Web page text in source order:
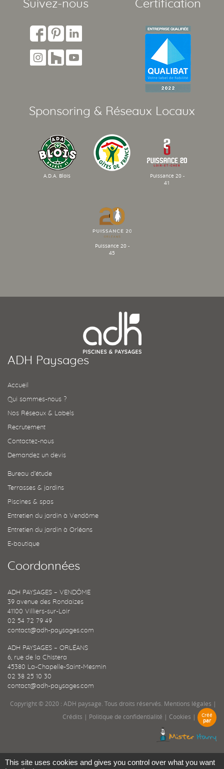
Suivez-nous Certification
Sponsoring & Réseaux Locaux
A.D.A. Blois
Puissance 20 -
41
Puissance 20 -
45
ADH Paysages
Accueil
Qui sommes-nous ?
Nos Réseaux & Labels
Recrutement
Contactez-nous
Demandez un devis
Bureau d’étude
Terrasses & jardins
Piscines & spas
Entretien du jardin à Vendôme
Entretien du jardin à Orléans
E-boutique
Coordonnées
ADH PAYSAGES – VENDÔME
39 avenue des Rondaizes
41100 Villiers-sur-Loir
02 54 72 79 49
contact@adh-paysages.com
ADH PAYSAGES – ORLÉANS
6, rue de la Chistera
45380 La-Chapelle-Saint-Mesmin
02 38 25 10 30
contact@adh-paysages.com
Copyright © 2020 : ADH paysage. Tous droits réservés. Mentions légales |
Crédits | Politique de confidentialité | Cookies |
Créé
par
This site uses cookies and gives you control over what you want